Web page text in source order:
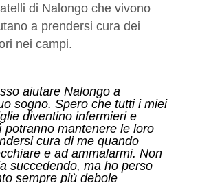
di Nalongo che vivono
a prendersi cura dei
nei campi.
aiutare Nalongo a
sogno. Spero che tutti i miei
diventino infermieri e
potranno mantenere le loro
cura di me quando
e ad ammalarmi. Non
succedendo, ma ho perso
sempre più debole